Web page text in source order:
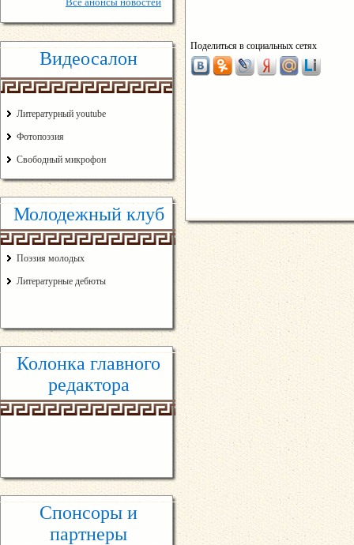
Видеосалон
Литературный youtube
Фотопоэзия
Свободный микрофон
Молодежный клуб
Поэзия молодых
Литературные дебюты
Колонка главного
редактора
Спонсоры и
партнеры
Поделиться в социальных сетях